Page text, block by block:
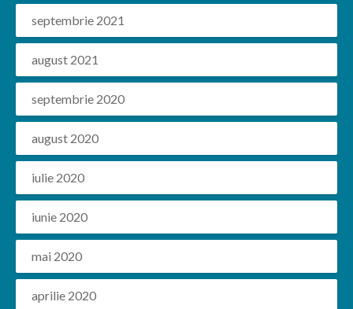
septembrie 2021
august 2021
septembrie 2020
august 2020
iulie 2020
iunie 2020
mai 2020
aprilie 2020